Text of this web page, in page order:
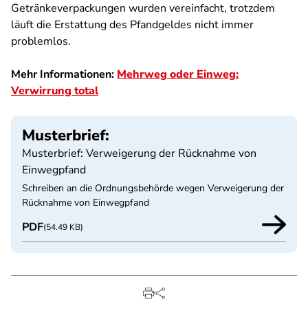
Getränkeverpackungen wurden vereinfacht, trotzdem
läuft die Erstattung des Pfandgeldes nicht immer
problemlos.
Mehr Informationen: Mehrweg oder Einweg:
Verwirrung total
Musterbrief:
Musterbrief: Verweigerung der Rücknahme von
Einwegpfand
Schreiben an die Ordnungsbehörde wegen Verweigerung der
Rücknahme von Einwegpfand
PDF(54.49 KB)